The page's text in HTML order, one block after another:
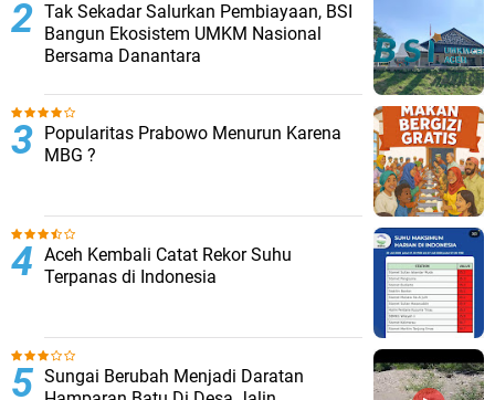
Tak Sekadar Salurkan Pembiayaan, BSI
Bangun Ekosistem UMKM Nasional
Bersama Danantara
Popularitas Prabowo Menurun Karena
MBG ?
Aceh Kembali Catat Rekor Suhu
Terpanas di Indonesia
Sungai Berubah Menjadi Daratan